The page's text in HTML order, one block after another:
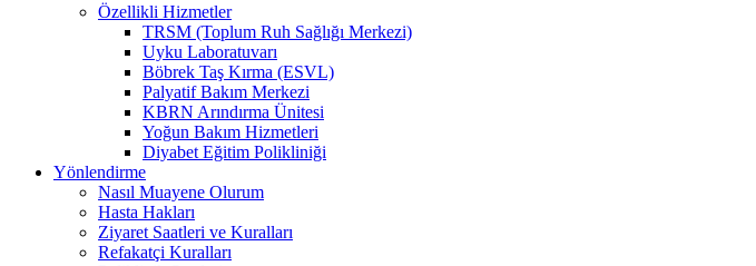
Özellikli Hizmetler
TRSM (Toplum Ruh Sağlığı Merkezi)
Uyku Laboratuvarı
Böbrek Taş Kırma (ESVL)
Palyatif Bakım Merkezi
KBRN Arındırma Ünitesi
Yoğun Bakım Hizmetleri
Diyabet Eğitim Polikliniği
Yönlendirme
Nasıl Muayene Olurum
Hasta Hakları
Ziyaret Saatleri ve Kuralları
Refakatçi Kuralları